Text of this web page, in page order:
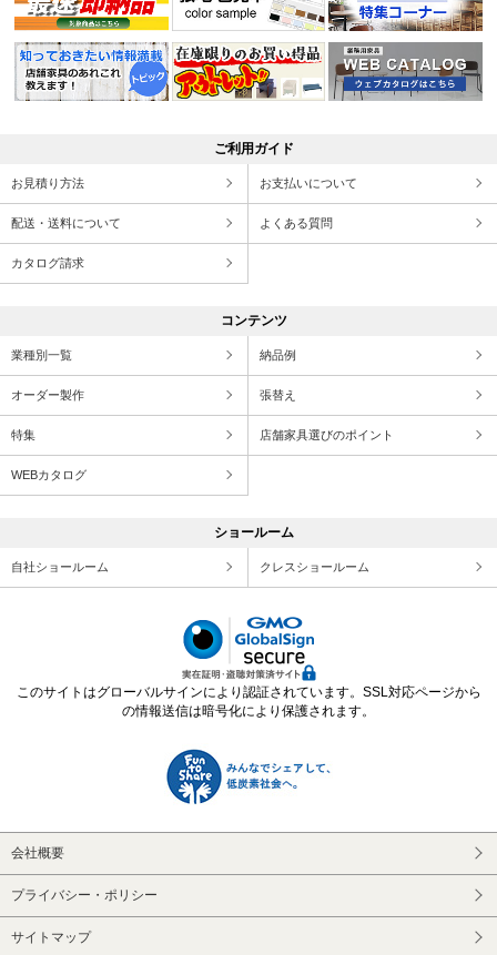
ご利用ガイド
お見積り方法 お支払いについて
配送・送料について よくある質問
カタログ請求
コンテンツ
業種別一覧 納品例
オーダー製作 張替え
特集 店舗家具選びのポイント
WEBカタログ
ショールーム
自社ショールーム クレスショールーム
このサイトはグローバルサインにより認証されています。SSL対応ページから
の情報送信は暗号化により保護されます。
会社概要
プライバシー・ポリシー
サイトマップ